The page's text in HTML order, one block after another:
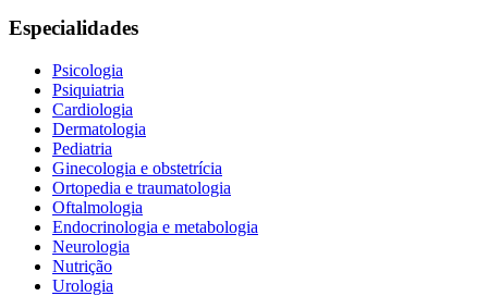
Especialidades
Psicologia
Psiquiatria
Cardiologia
Dermatologia
Pediatria
Ginecologia e obstetrícia
Ortopedia e traumatologia
Oftalmologia
Endocrinologia e metabologia
Neurologia
Nutrição
Urologia